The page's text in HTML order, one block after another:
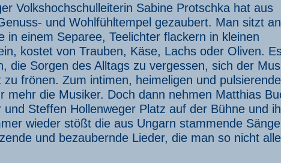
Volkshochschulleiterin Sabine Protschka hat aus
und Wohlfühltempel gezaubert. Man sitzt an
in einem Separee, Teelichter flackern in kleinen
kostet von Trauben, Käse, Lachs oder Oliven.
die Sorgen des Alltags zu vergessen, sich der
frönen. Zum intimen, heimeligen und
mehr die Musiker. Doch dann nehmen Matthias
Steffen Hollenweger Platz auf der Bühne und
wieder stößt die aus Ungarn stammende
und bezaubernde Lieder, die man so nicht